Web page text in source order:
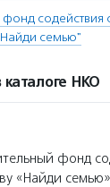
фонд
семью"
НКО
фонд
«Найди